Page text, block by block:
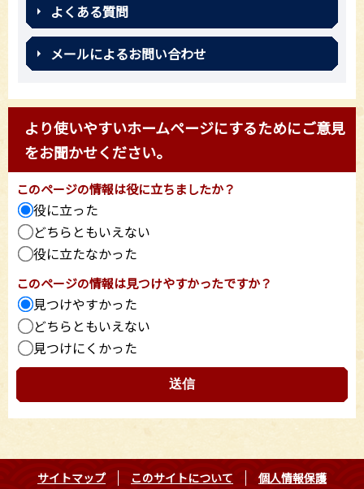
よくある質問
メールによるお問い合わせ
より使いやすいホームページにするためにご意見
をお聞かせください。
このページの情報は役に立ちましたか？
役に立った
どちらともいえない
役に立たなかった
このページの情報は見つけやすかったですか？
見つけやすかった
どちらともいえない
見つけにくかった
サイトマップ このサイトについて 個人情報保護